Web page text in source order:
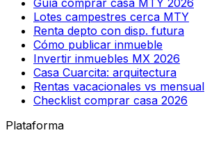
Lotes campestres cerca MTY
Renta depto con disp. futura
Cómo publicar inmueble
Invertir inmuebles MX 2026
Casa Cuarcita: arquitectura
Rentas vacacionales vs mensual
Checklist comprar casa 2026
Plataforma